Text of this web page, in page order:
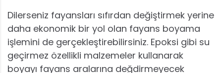
Dilerseniz fayansları sıfırdan değiştirmek yerine
daha ekonomik bir yol olan fayans boyama
işlemini de gerçekleştirebilirsiniz. Epoksi gibi su
geçirmez özellikli malzemeler kullanarak
boyayı fayans aralarına değdirmeyecek